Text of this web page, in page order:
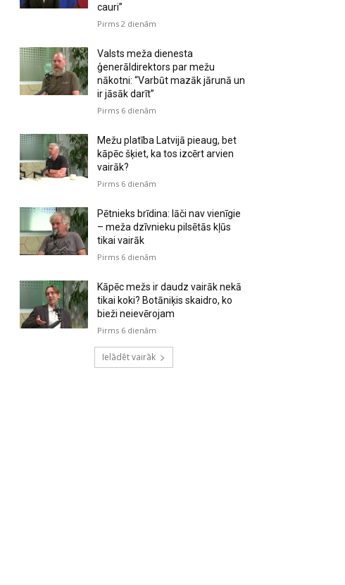
cauri”
Pirms 2 dienām
Valsts meža dienesta
ģenerāldirektors par mežu
nākotni: “Varbūt mazāk jārunā un
ir jāsāk darīt”
Pirms 6 dienām
Mežu platība Latvijā pieaug, bet
kāpēc šķiet, ka tos izcērt arvien
vairāk?
Pirms 6 dienām
Pētnieks brīdina: lāči nav vienīgie
– meža dzīvnieku pilsētās kļūs
tikai vairāk
Pirms 6 dienām
Kāpēc mežs ir daudz vairāk nekā
tikai koki? Botāniķis skaidro, ko
bieži neievērojam
Pirms 6 dienām
Ielādēt vairāk